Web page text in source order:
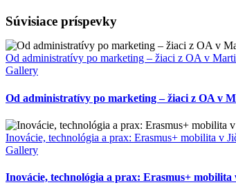
Facebook
X
Súvisiace príspevky
Od administratívy po marketing – žiaci z OA v
Gallery
Od administratívy po marketing – žiaci z OA v
Inovácie, technológia a prax: Erasmus+ mobilita v
Gallery
Inovácie, technológia a prax: Erasmus+ mobilita